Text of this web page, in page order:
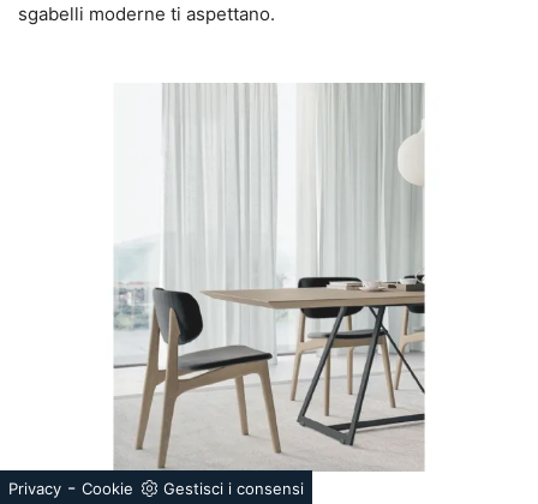
Privacy - Cookie Gestisci i consensi
sgabelli moderne ti aspettano.